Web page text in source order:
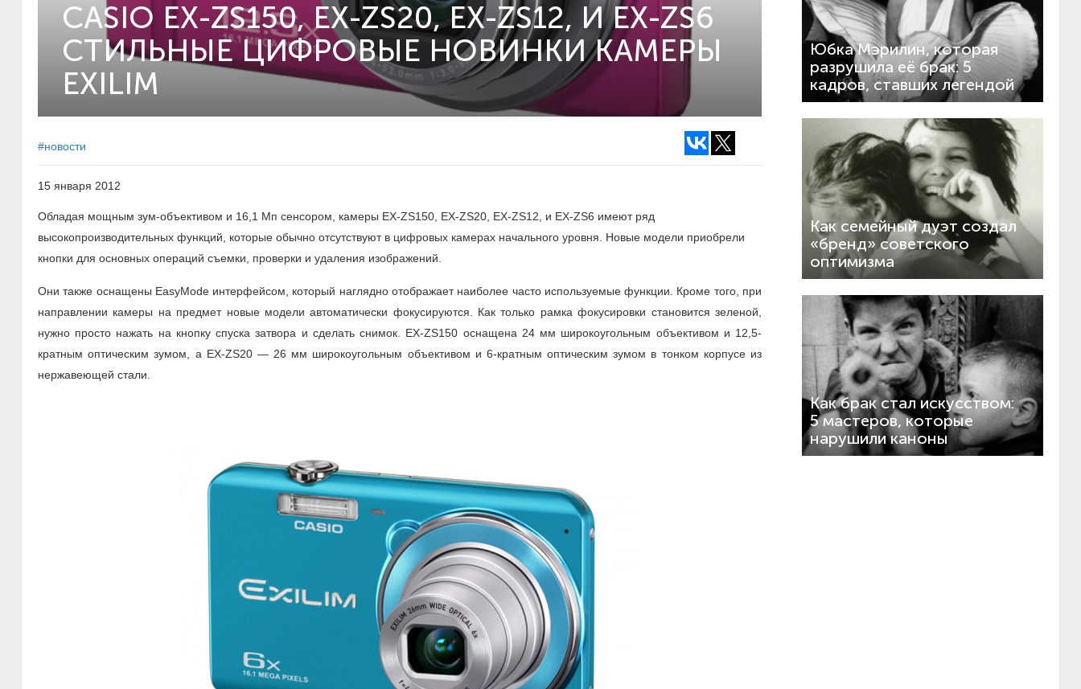
CASIO EX-ZS150, EX-ZS20, EX-ZS12, И EX-ZS6
СТИЛЬНЫЕ ЦИФРОВЫЕ НОВИНКИ КАМЕРЫ
EXILIM
#новости
15 января 2012
Обладая мощным зум-объективом и 16,1 Мп сенсором, камеры EX-ZS150, EX-ZS20, EX-ZS12, и EX-ZS6 имеют ряд
высокопроизводительных функций, которые обычно отсутствуют в цифровых камерах начального уровня. Новые модели приобрели
кнопки для основных операций съемки, проверки и удаления изображений.
Они также оснащены EasyMode интерфейсом, который наглядно отображает наиболее часто используемые функции. Кроме того, при
направлении камеры на предмет новые модели автоматически фокусируются. Как только рамка фокусировки становится зеленой,
нужно просто нажать на кнопку спуска затвора и сделать снимок. EX-ZS150 оснащена 24 мм широкоугольным объективом и 12,5-
кратным оптическим зумом, а EX-ZS20 — 26 мм широкоугольным объективом и 6-кратным оптическим зумом в тонком корпусе из
нержавеющей стали.
Юбка Мэрилин, которая
разрушила её брак: 5
кадров, ставших легендой
Как семейный дуэт создал
«бренд» советского
оптимизма
Как брак стал искусством:
5 мастеров, которые
нарушили каноны